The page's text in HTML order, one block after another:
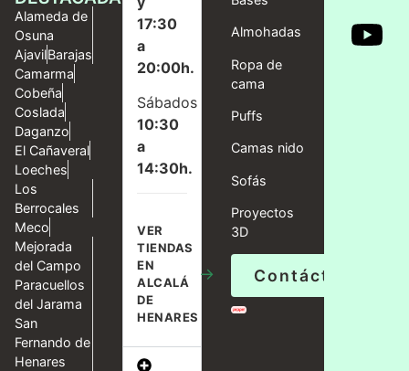
Alameda de
Osuna
AjavilBarajas
Camarma
Cobeña
Coslada
Daganzo
El Cañaveral
Loeches
Los
Berrocales
Meco
Mejorada
del Campo
Paracuellos
del Jarama
San
Fernando de
Henares
17:30
a
20:00h.
Sábados
10:30
a
14:30h.
VER
TIENDAS
EN
ALCALÁ
DE
HENARES
→
Almohadas
Ropa de
cama
Puffs
Camas nido
Sofás
Proyectos
3D
Contáctanos